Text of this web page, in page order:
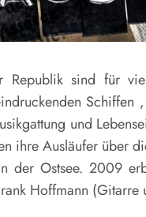
Republik sind für
und
ihre Ausläufer über
der Ostsee. 2009
Hoffmann